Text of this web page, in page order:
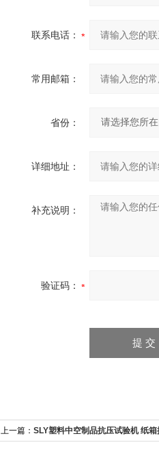
联系电话：
常用邮箱：
省份：
详细地址：
补充说明：
验证码：
上一篇： SLY塑料中空制品抗压试验机 纸箱